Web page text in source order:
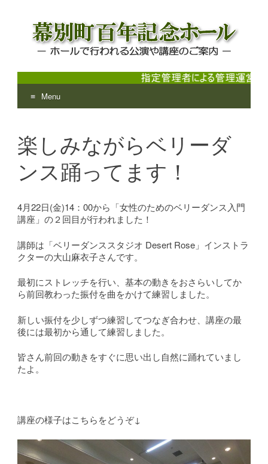
幕別町百年記念ホール
ホールで行われる公演や講座のご案内
Menu
content
楽しみながらベリーダ
ンス踊ってます！
4月22日(金)14：00から「女性のためのベリーダンス入門
講座」の２回目が行われました！
講師は「ベリーダンススタジオ Desert Rose」インストラ
クターの大山麻衣子さんです。
最初にストレッチを行い、基本の動きをおさらいしてか
ら前回教わった振付を曲をかけて練習しました。
新しい振付を少しずつ練習してつなぎ合わせ、講座の最
後には最初から通して練習しました。
皆さん前回の動きをすぐに思い出し自然に踊れていまし
たよ。
講座の様子はこちらをどうぞ↓